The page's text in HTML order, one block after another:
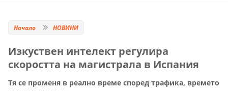
Начало НОВИНИ
Изкуствен интелект регулира
скоростта на магистрала в Испания
Тя се променя в реално време според трафика, времето